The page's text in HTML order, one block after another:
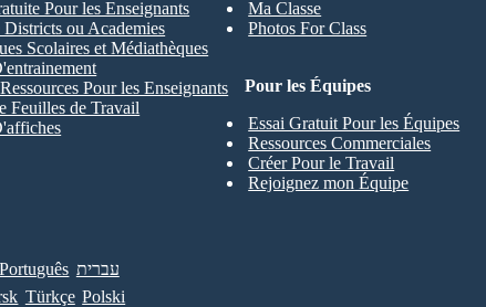
Ma Classe
Photos For Class
Pour les Enseignants
Districts ou Academies
Scolaires et Médiathèques
Pour les Enseignants
Feuilles de Travail
Pour les Équipes
Essai Gratuit Pour les Équipes
Ressources Commerciales
Créer Pour le Travail
Rejoignez mon Équipe
Português עברית
Türkçe Polski